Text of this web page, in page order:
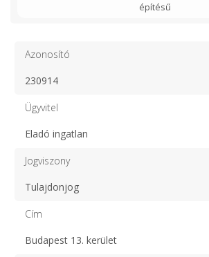
építésű
Azonosító
230914
Ügyvitel
Eladó ingatlan
Jogviszony
Tulajdonjog
Cím
Budapest 13. kerület